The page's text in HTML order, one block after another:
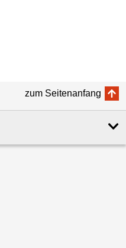
zum Seitenanfang